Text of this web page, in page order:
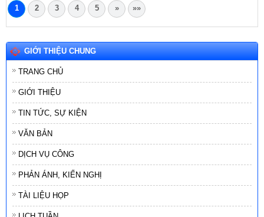
1 2 3 4 5 » »»
GIỚI THIỆU CHUNG
TRANG CHỦ
GIỚI THIỆU
TIN TỨC, SỰ KIỆN
VĂN BẢN
DỊCH VỤ CÔNG
PHẢN ÁNH, KIẾN NGHỊ
TÀI LIỆU HỌP